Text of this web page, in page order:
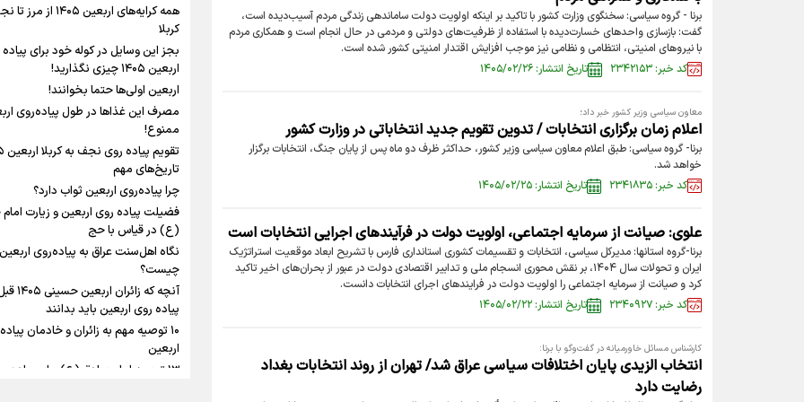
برنا - گروه سیاسی: سخنگوی وزارت کشور با تاکید بر اینکه اولویت دولت ساماندهی زندگی مردم آسیب‌دیده است،
گفت: بازسازی واحد‌های خسارت‌دیده با استفاده از ظرفیت‌های دولتی و مردمی در حال انجام است و همکاری مردم
با نیرو‌های امنیتی، انتظامی و نظامی نیز موجب افزایش اقتدار امنیتی کشور شده است.
کد خبر: ۲۳۴۲۱۵۳
تاریخ انتشار: ۱۴۰۵/۰۲/۲۶
معاون سیاسی وزیر کشور خبر داد؛
اعلام زمان برگزاری انتخابات / تدوین تقویم جدید انتخاباتی در وزارت کشور
برنا- گروه سیاسی: طبق اعلام معاون سیاسی وزیر کشور، حداکثر ظرف دو ماه پس از پایان جنگ، انتخابات برگزار
خواهد شد.
کد خبر: ۲۳۴۱۸۳۵
تاریخ انتشار: ۱۴۰۵/۰۲/۲۵
علوی: صیانت از سرمایه اجتماعی، اولویت دولت در فرآیندهای اجرایی انتخابات است
برنا-گروه استانها: مدیرکل سیاسی، انتخابات و تقسیمات کشوری استانداری فارس با تشریح ابعاد موقعیت استراتژیک
ایران و تحولات سال ۱۴۰۴، بر نقش محوری انسجام ملی و تدابیر اقتصادی دولت در عبور از بحران‌های اخیر تاکید
کرد و صیانت از سرمایه اجتماعی را اولویت دولت در فرایندهای اجرای انتخابات دانست.
کد خبر: ۲۳۴۰۹۲۷
تاریخ انتشار: ۱۴۰۵/۰۲/۲۲
کارشناس مسائل خاورمیانه در گفت‌وگو با برنا:
انتخاب الزیدی پایان اختلافات سیاسی عراق شد/ تهران از روند انتخابات بغداد
رضایت دارد
نگاه تمدنی رهبر
فضای مجازی
اندیشه رهبر شهید: از
به زوجیت
اینفو برنا/ میزان مالیات بر ارزش
افزوده چقدر است؟
اینفوبرنا/ سقف معافیت مالیاتی
حقوق کارکنان دولت و
در بودجه ۱۴۰۵ چقدر است؟
همه کرایه‌های اربعین ۱۴۰۵ از
کربلا
بجز این وسایل در کوله خود برای
اربعین ۱۴۰۵ چیزی نگذارید!
اربعین اولی‌ها حتما بخوانند!
مصرف این غذاها در طول پیاده‌روی
ممنوع!
تاریخ‌های مهم
چرا پیاده‌روی اربعین ثواب دارد؟
فضیلت پیاده روی اربعین و زیارت
(ع) در قیاس با حج
نگاه اهل‌سنت عراق به پیاده‌روی اربعین
چیست؟
آنچه که
پیاده روی اربعین باید بدانند
۱۰ توصیه مهم به زائران و خادمان
اربعین
۱۳ توصیه امام صادق (ع) برای پیاده‌روی